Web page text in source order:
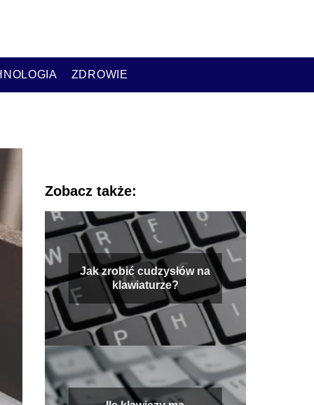
ZDROWIE
Zobacz także:
Jak zrobić cudzysłów na
klawiaturze?